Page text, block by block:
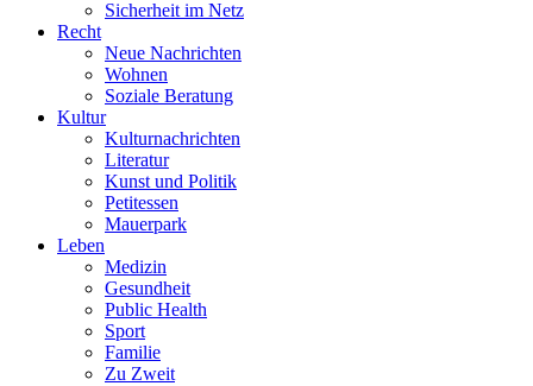
Sicherheit im Netz
Recht
Neue Nachrichten
Wohnen
Soziale Beratung
Kultur
Kulturnachrichten
Literatur
Kunst und Politik
Petitessen
Mauerpark
Leben
Medizin
Gesundheit
Public Health
Sport
Familie
Zu Zweit